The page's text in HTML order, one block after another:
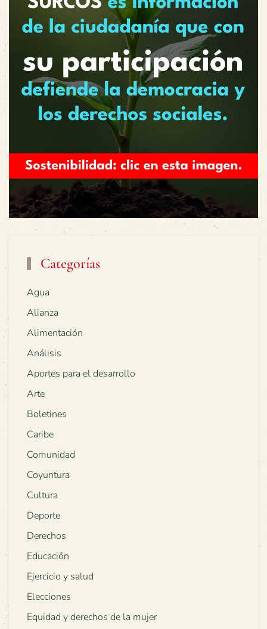
Categorías
Agua
Alianza
Alimentación
Análisis
Aportes para el desarrollo
Arte
Boletines
Caribe
Comunidad
Coyuntura
Cultura
Deporte
Derechos
Educación
Ejercicio y salud
Elecciones
Equidad y derechos de la mujer